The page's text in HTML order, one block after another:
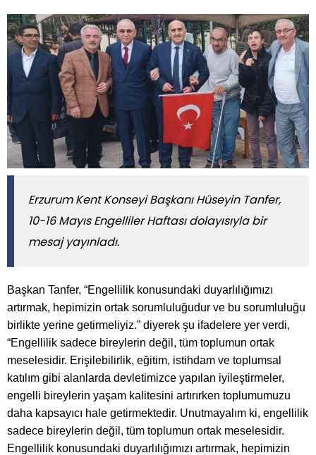
Erzurum Kent Konseyi Başkanı Hüseyin Tanfer,
10-16 Mayıs Engelliler Haftası dolayısıyla bir
mesaj yayınladı.
Başkan Tanfer, “Engellilik konusundaki duyarlılığımızı
artırmak, hepimizin ortak sorumluluğudur ve bu sorumluluğu
birlikte yerine getirmeliyiz.” diyerek şu ifadelere yer verdi,
“Engellilik sadece bireylerin değil, tüm toplumun ortak
meselesidir. Erişilebilirlik, eğitim, istihdam ve toplumsal
katılım gibi alanlarda devletimizce yapılan iyileştirmeler,
engelli bireylerin yaşam kalitesini artırırken toplumumuzu
daha kapsayıcı hale getirmektedir. Unutmayalım ki, engellilik
sadece bireylerin değil, tüm toplumun ortak meselesidir.
Engellilik konusundaki duyarlılığımızı artırmak, hepimizin